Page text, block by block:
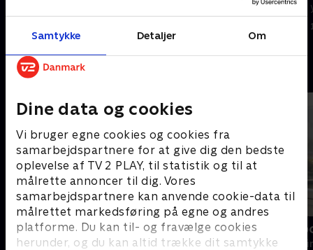
Samtykke Detaljer Om
Dine data og cookies
Vi bruger egne cookies og cookies fra
samarbejdspartnere for at give dig den bedste
oplevelse af TV 2 PLAY, til statistik og til at
målrette annoncer til dig. Vores
samarbejdspartnere kan anvende cookie-data til
målrettet markedsføring på egne og andres
platforme. Du kan til- og fravælge cookies
herunder, og du kan altid trække dit samtykke
tragisk ulykke eller en
sukkersød hævn.
efter en mistænkelig bilulykke
og med en sjælden melsort i
lungerne.
Andre så også
Mord på Mallorca
Krimi & Spænding • 2 sæsoner
Mord i
Krimi &